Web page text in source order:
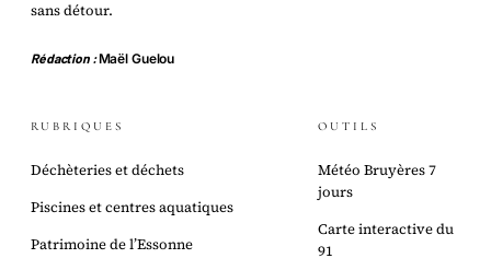
sans détour.
Rédaction :Maël Guelou
RUBRIQUES
Déchèteries et déchets
Piscines et centres aquatiques
Patrimoine de l’Essonne
OUTILS
Météo Bruyères 7
jours
Carte interactive du
91